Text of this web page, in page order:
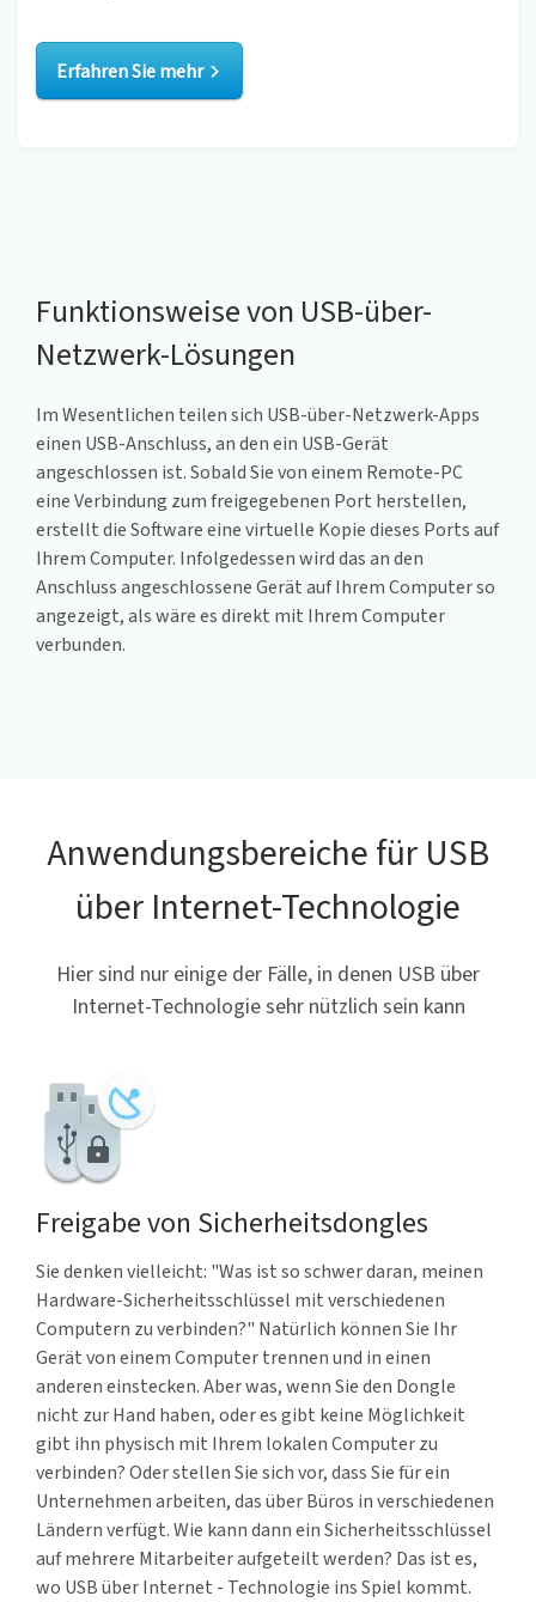
Erfahren Sie mehr
Funktionsweise von USB-über-
Netzwerk-Lösungen
Im Wesentlichen teilen sich USB-über-Netzwerk-Apps
einen USB-Anschluss, an den ein USB-Gerät
angeschlossen ist. Sobald Sie von einem Remote-PC
eine Verbindung zum freigegebenen Port herstellen,
erstellt die Software eine virtuelle Kopie dieses Ports auf
Ihrem Computer. Infolgedessen wird das an den
Anschluss angeschlossene Gerät auf Ihrem Computer so
angezeigt, als wäre es direkt mit Ihrem Computer
verbunden.
Anwendungsbereiche für USB
über Internet-Technologie
Hier sind nur einige der Fälle, in denen USB über
Internet-Technologie sehr nützlich sein kann
Freigabe von Sicherheitsdongles
Sie denken vielleicht: "Was ist so schwer daran, meinen
Hardware-Sicherheitsschlüssel mit verschiedenen
Computern zu verbinden?" Natürlich können Sie Ihr
Gerät von einem Computer trennen und in einen
anderen einstecken. Aber was, wenn Sie den Dongle
nicht zur Hand haben, oder es gibt keine Möglichkeit
gibt ihn physisch mit Ihrem lokalen Computer zu
verbinden? Oder stellen Sie sich vor, dass Sie für ein
Unternehmen arbeiten, das über Büros in verschiedenen
Ländern verfügt. Wie kann dann ein Sicherheitsschlüssel
auf mehrere Mitarbeiter aufgeteilt werden? Das ist es,
wo USB über Internet - Technologie ins Spiel kommt.